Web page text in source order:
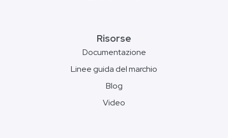
Risorse
Documentazione
Linee guida del marchio
Blog
Video